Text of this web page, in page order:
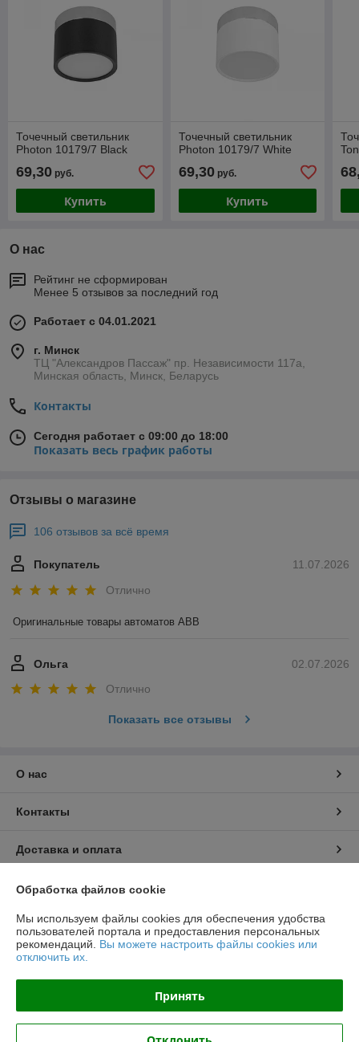
Точечный светильник
Photon 10179/7 Black
69,30 руб.
Купить
Точечный светильник
Photon 10179/7 White
69,30руб.
Купить
О нас
Рейтинг не сформирован
Менее 5 отзывов за последний год
Работает с 04.01.2021
г. Минск
ТЦ "Александров Пассаж" пр. Независимости 117а,
Минская область, Минск, Беларусь
Контакты
Сегодня работает с 09:00 до 18:00
Показать весь график работы
Отзывы о магазине
106 отзывов за всё время
11.07.2026
Покупатель
Отлично
Оригинальные товары автоматов ABB
02.07.2026
Ольга
Отлично
Показать все отзывы
О нас
Контакты
Доставка и оплата
График работы
Полная версия сайта
Политика обработки cookies
Сайт создан на платформе Deal.by
Обработка файлов cookie
Мы используем файлы cookies для обеспечения удобства
пользователей портала и предоставления персональных
рекомендаций. Вы можете настроить файлы cookies или
отключить их.
Принять